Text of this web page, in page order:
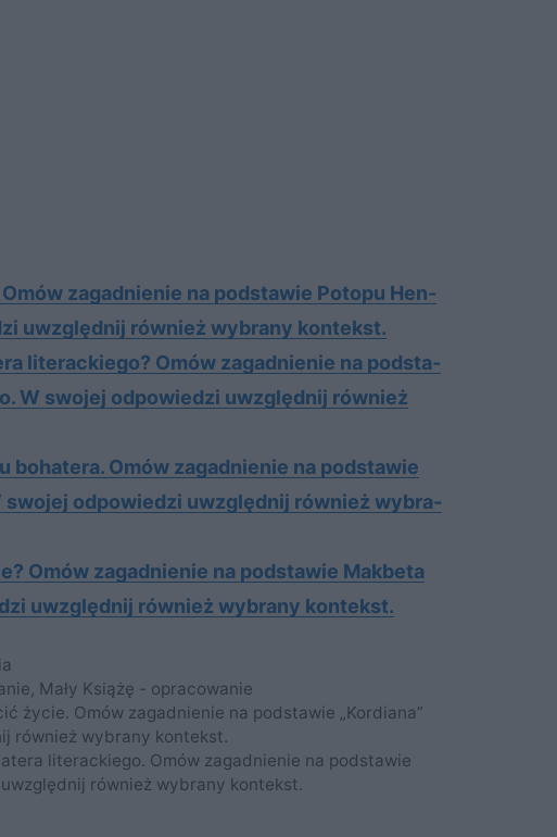
za­gad­nie­nie na pod­sta­wie Po­to­pu Hen­
uwzględ­nij rów­nież wy­bra­ny kon­tekst.
li­te­rac­kie­go? Omów za­gad­nie­nie na pod­sta­
W swo­jej od­po­wie­dzi uwzględ­nij rów­nież
bo­ha­te­ra. Omów za­gad­nie­nie na pod­sta­wie
swo­jej od­po­wie­dzi uwzględ­nij rów­nież wy­bra­
Omów zagadnienie na podstawie Makbeta
uwzględnij również wybrany kontekst.
Mały Książę - opracowanie
życie. Omów zagadnienie na podstawie „Kordiana”
również wybrany kontekst.
literackiego. Omów zagadnienie na podstawie
również wybrany kontekst.